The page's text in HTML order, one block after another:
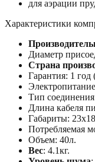
для аэрации
Характеристики
Диаметр
Страна
Гарантия: 1 год
Тип
Длина кабеля
Габариты:
Потребляемая
Объем: 40л.
Вес: 4.1кг.